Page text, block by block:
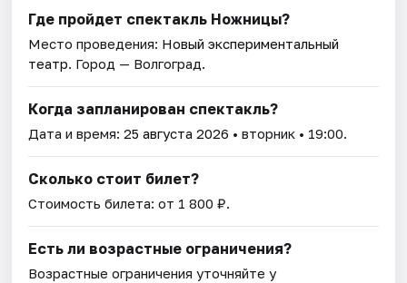
Где пройдет спектакль Ножницы?
Место проведения: Новый экспериментальный
театр. Город — Волгоград.
Когда запланирован спектакль?
Дата и время:25 августа 2026 • вторник • 19:00.
Сколько стоит билет?
Стоимость билета: от 1 800 ₽.
Есть ли возрастные ограничения?
Возрастные ограничения уточняйте у